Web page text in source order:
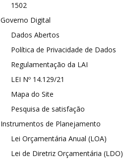
1502
Governo Digital
Dados Abertos
Política de Privacidade de Dados
Regulamentação da LAI
LEI Nº 14.129/21
Mapa do Site
Pesquisa de satisfação
Instrumentos de Planejamento
Lei Orçamentária Anual (LOA)
Lei de Diretriz Orçamentária (LDO)